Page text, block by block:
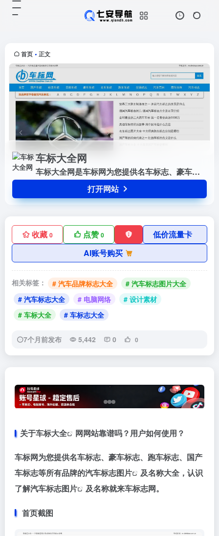
首页 • 正文
车标大全网
车标大全网是车标网为您提供名车标志、豪车标志、跑车标志、国产车标志等所有品牌的汽车标志图片及名称大全，认识了解汽车标志图片及名称就来车标志网。
打开网站
收藏 0 点赞0
低价流量卡
AI账号购买
相关标签： # 汽车品牌标志大全
# 汽车标志图片大全
# 汽车标志大全
# 电脑网络
# 设计素材
# 车标大全
# 车标志大全
7个月前发布 5,442 0 0
志等所有品牌的汽车标志图片及名称
大全，认识了解汽车标志图片及名称
就来车标志网。
关于车标大全 网网站靠谱吗？用户如何使用？
车标网为您提供名车标志、豪车标志、跑车标志、国产
车标志等所有品牌的汽车标志图片
及名称大全，认识
了解汽车标志图片 及名称就来车标志网。
首页截图